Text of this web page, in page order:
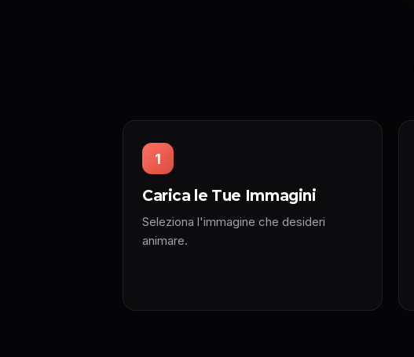
1
Carica le Tue Immagini
Seleziona l'immagine che desideri
animare.